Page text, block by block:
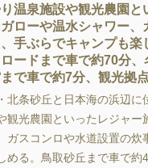
温泉施設や観光農園
ローや温水シャワー
手ぶらでキャンプも
ロードまで車で約70分
で車で約7分、観光拠
北条砂丘と日本海の浜辺
観光農園といったレジャ
ガスコンロや水道設置の
める。鳥取砂丘まで車で